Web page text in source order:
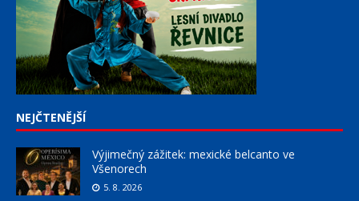
NEJČTENĚJŠÍ
Výjimečný zážitek: mexické belcanto ve
Všenorech
5. 8. 2026